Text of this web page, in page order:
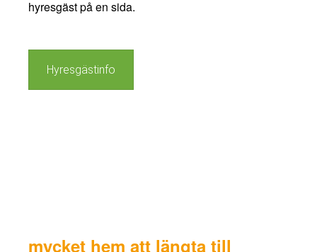
hyresgäst på en sida.
Hyresgästinfo
mycket hem att längta till